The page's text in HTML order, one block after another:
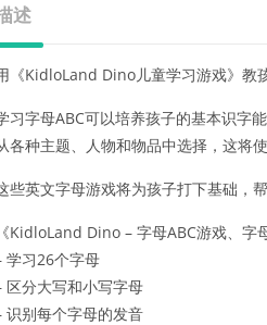
述
《KidloLand Dino儿童学习游戏》教
习字母ABC可以培养孩子的基本识字
各种主题、人物和物品中选择，这将使
些英文字母游戏将为孩子打下基础，
《KidloLand Dino – 字母ABC游戏、字
学习26个字母
区分大写和小写字母
识别每个字母的发音